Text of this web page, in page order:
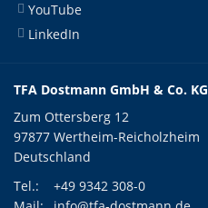
YouTube
LinkedIn
TFA Dostmann GmbH & Co. KG
Zum Ottersberg 12
97877 Wertheim-Reicholzheim
Deutschland
Tel.:
+49 9342 308-0